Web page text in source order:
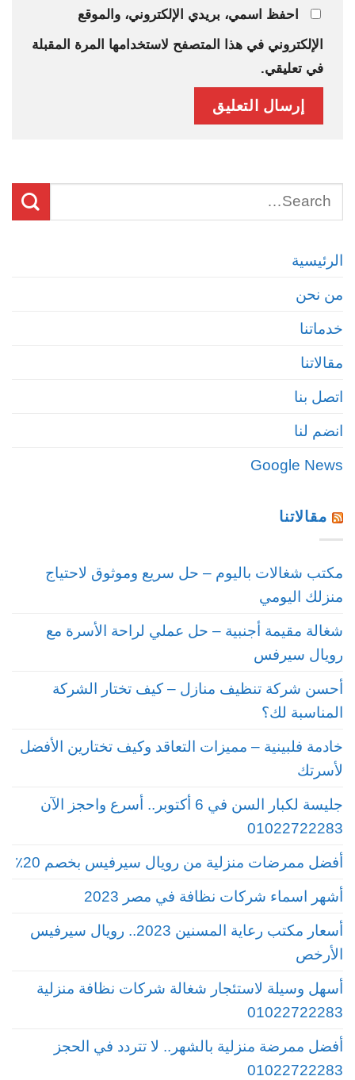
الرئيسية
من نحن
خدماتنا
مقالاتنا
اتصل بنا
انضم لنا
Google News
مقالاتنا
مكتب شغالات باليوم – حل سريع وموثوق لاحتياج
منزلك اليومي
شغالة مقيمة أجنبية – حل عملي لراحة الأسرة مع
رويال سيرفس
أحسن شركة تنظيف منازل – كيف تختار الشركة
المناسبة لك؟
خادمة فلبينية – مميزات التعاقد وكيف تختارين الأفضل
لأسرتك
جليسة لكبار السن في 6 أكتوبر.. أسرع واحجز الآن
01022722283
أفضل ممرضات منزلية من رويال سيرفيس بخصم 20٪
أشهر اسماء شركات نظافة في مصر 2023
أسعار مكتب رعاية المسنين 2023.. رويال سيرفيس
الأرخص
أسهل وسيلة لاستئجار شغالة شركات نظافة منزلية
01022722283
أفضل ممرضة منزلية بالشهر.. لا تتردد في الحجز
01022722283
احفظ اسمي، بريدي الإلكتروني، والموقع
الإلكتروني في هذا المتصفح لاستخدامها المرة المقبلة
في تعليقي.